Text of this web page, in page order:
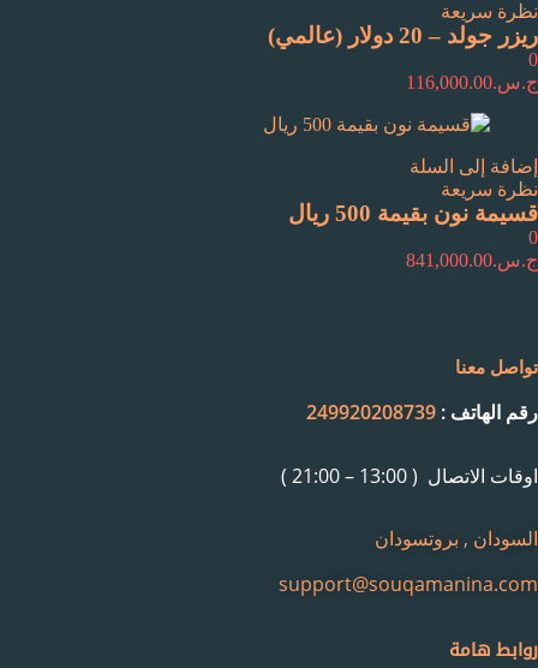
نظرة سريعة
ريزر جولد – 20 دولار (عالمي)
0
ج.س.116,000.00
إضافة إلى السلة
نظرة سريعة
قسيمة نون بقيمة 500 ريال
0
ج.س.841,000.00
تواصل معنا
رقم الهاتف : 249920208739
اوقات الاتصال ( 13:00 – 21:00 )
السودان , بروتسودان
support@souqamanina.com
روابط هامة